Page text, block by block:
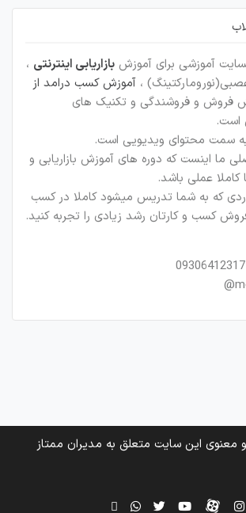
آموزشی برای آموزش بازاریابی اینترنتی ،
، آموزش کسب درامد از
فروش و فروشندگی و تکنیک های
است.
به سمت محتوای ویدیویی است.
ما اینست که دوره های آموزش بازاریابی و
عملی باشد.
که به شما تدریس میشود کاملا در کسب
کسب و کارتان رشد زیادی را تجربه کنید.
این سایت متعلق به مدیران ممتاز